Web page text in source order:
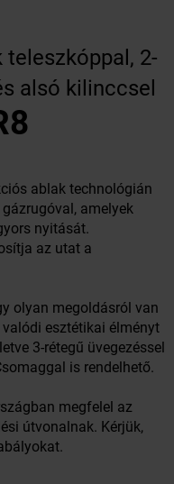
2-
alsó kilinccsel
ablak technológián
amelyek
nyitását.
az utat a
olyan megoldásról van
esztétikai élményt
3-rétegű üvegezéssel
is rendelhető.
megfelel az
útvonalnak. Kérjük,